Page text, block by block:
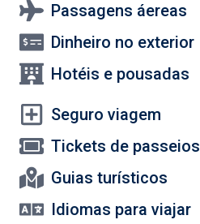
Passagens áereas
Dinheiro no exterior
Hotéis e pousadas
Seguro viagem
Tickets de passeios
Guias turísticos
Idiomas para viajar